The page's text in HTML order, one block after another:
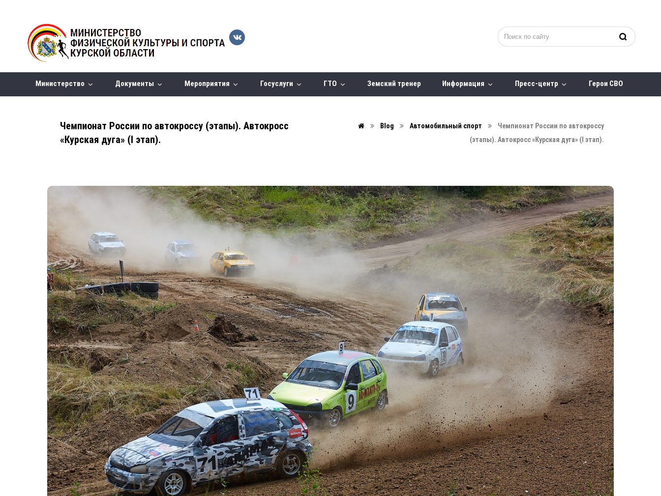
Министерство Документы Мероприятия Госуслуги ГТО Земский тренер Информация Пресс-центр Герои СВО
Чемпионат России по автокроссу (этапы). Автокросс
«Курская дуга» (I этап).
Blog Автомобильный спорт
Чемпионат России по автокроссу
(этапы). Автокросс «Курская дуга» (I этап).